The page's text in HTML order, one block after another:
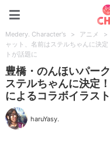
Medery. Character's > アニメ >
ャット、名前はステルちゃんに決
トが話題に
豊橋・のんほいパー
ステルちゃんに決定
によるコラボイラス
haruYasy.